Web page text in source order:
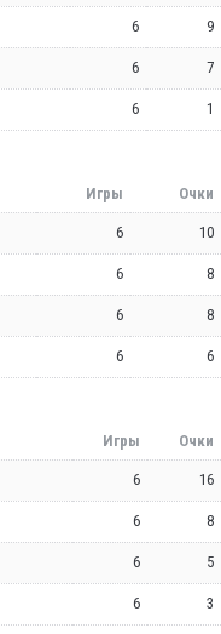
6 9
6 7
6 1
Игры Очки
6 10
6 8
6 8
6 6
Игры Очки
6 16
6 8
6 5
6 3